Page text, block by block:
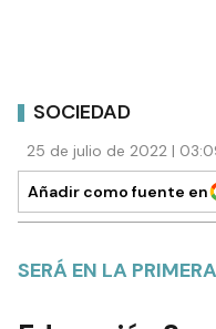
SOCIEDAD
25 de julio de 2022 |
Añadir como fuente en
SERÁ EN LA